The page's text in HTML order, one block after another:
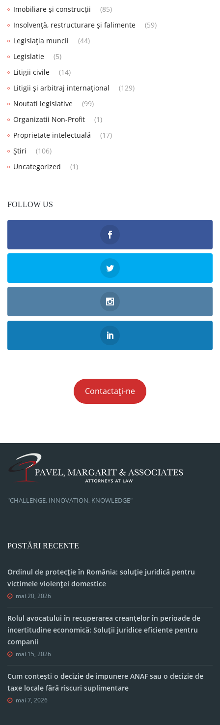
Imobiliare și construcții
(85)
Insolvență, restructurare și falimente
(59)
Legislația muncii
(44)
Legislatie
(5)
Litigii civile
(14)
Litigii și arbitraj internațional
(129)
Noutati legislative
(99)
Organizatii Non-Profit
(1)
Proprietate intelectuală
(17)
Știri
(106)
Uncategorized
(1)
FOLLOW US
Contactați-ne
"CHALLENGE, INNOVATION, KNOWLEDGE"
POSTĂRI RECENTE
Ordinul de protecție în România: soluție juridică pentru
victimele violenței domestice
mai 20, 2026
Rolul avocatului în recuperarea creanțelor în perioade de
incertitudine economică: Soluții juridice eficiente pentru
companii
mai 15, 2026
Cum contești o decizie de impunere ANAF sau o decizie de
taxe locale fără riscuri suplimentare
mai 7, 2026